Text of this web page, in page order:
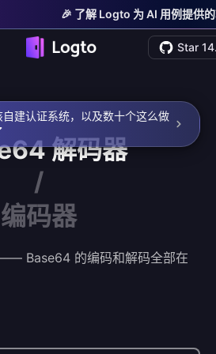
🎉 了解 Logto 为 AI 用例提供
Star
建认证系统，以及数十个这么做
解码器
/
编码器
Base64 的编码和解码全部在